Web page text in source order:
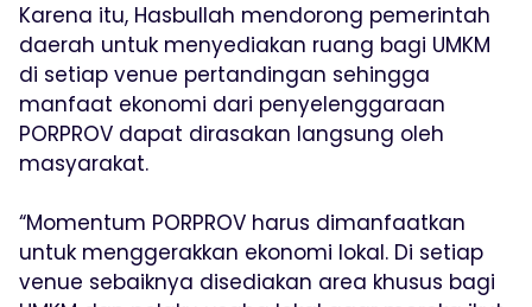
Karena itu, Hasbullah mendorong pemerintah
daerah untuk menyediakan ruang bagi UMKM
di setiap venue pertandingan sehingga
manfaat ekonomi dari penyelenggaraan
PORPROV dapat dirasakan langsung oleh
masyarakat.
“Momentum PORPROV harus dimanfaatkan
untuk menggerakkan ekonomi lokal. Di setiap
venue sebaiknya disediakan area khusus bagi